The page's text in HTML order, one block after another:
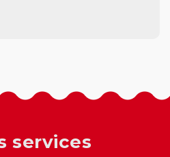
services